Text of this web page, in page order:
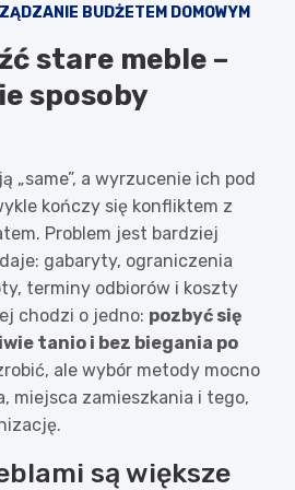
BUDŻETEM DOMOWYM
stare meble –
sposoby
„same”, a wyrzucenie ich pod
kończy się konfliktem z
Problem jest bardziej
gabaryty, ograniczenia
terminy odbiorów i koszty
chodzi o jedno: pozbyć się
tanio i bez biegania po
ale wybór metody mocno
miejsca zamieszkania i tego,
są większe